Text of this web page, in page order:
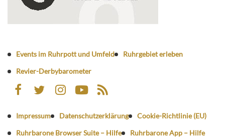
Events im Ruhrpott und Umfeld
Ruhrgebiet erleben
Revier-Derbybarometer
Impressum Datenschutzerklärung
Cookie-Richtlinie (EU)
Ruhrbarone Browser Suite – Hilfe
Ruhrbarone App – Hilfe